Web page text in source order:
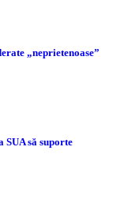
„neprietenoase”
să suporte